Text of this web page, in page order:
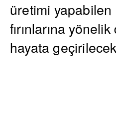
üretimi
fırınlarına
hayata